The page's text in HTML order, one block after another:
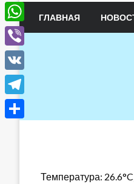
ГЛАВНАЯ
Температура:
Odnoklassniki
WhatsApp
Viber
VK
Telegram